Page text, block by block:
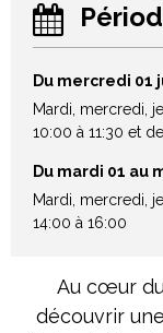
Du mercredi 01
Mardi, mercredi,
10:00 à 11:30 et
Du mardi 01 au
Mardi, mercredi,
14:00 à 16:00
Au cœur
découvrir